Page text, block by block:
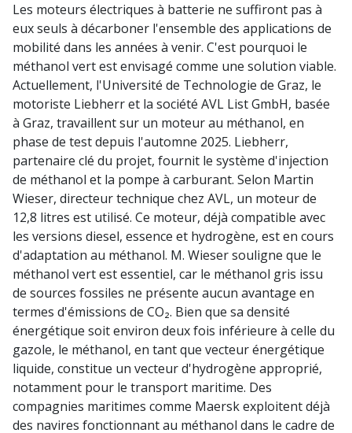
Les moteurs électriques à batterie ne suffiront pas à
eux seuls à décarboner l'ensemble des applications de
mobilité dans les années à venir. C'est pourquoi le
méthanol vert est envisagé comme une solution viable.
Actuellement, l'Université de Technologie de Graz, le
motoriste Liebherr et la société AVL List GmbH, basée
à Graz, travaillent sur un moteur au méthanol, en
phase de test depuis l'automne 2025. Liebherr,
partenaire clé du projet, fournit le système d'injection
de méthanol et la pompe à carburant. Selon Martin
Wieser, directeur technique chez AVL, un moteur de
12,8 litres est utilisé. Ce moteur, déjà compatible avec
les versions diesel, essence et hydrogène, est en cours
d'adaptation au méthanol. M. Wieser souligne que le
méthanol vert est essentiel, car le méthanol gris issu
de sources fossiles ne présente aucun avantage en
termes d'émissions de CO₂. Bien que sa densité
énergétique soit environ deux fois inférieure à celle du
gazole, le méthanol, en tant que vecteur énergétique
liquide, constitue un vecteur d'hydrogène approprié,
notamment pour le transport maritime. Des
compagnies maritimes comme Maersk exploitent déjà
des navires fonctionnant au méthanol dans le cadre de